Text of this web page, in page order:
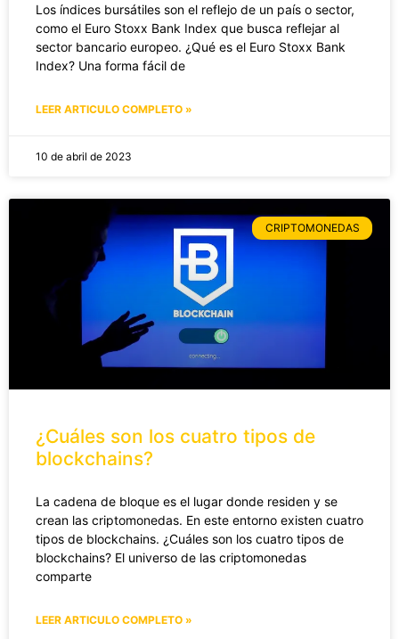
Los índices bursátiles son el reflejo de un país o sector,
como el Euro Stoxx Bank Index que busca reflejar al
sector bancario europeo. ¿Qué es el Euro Stoxx Bank
Index? Una forma fácil de
LEER ARTICULO COMPLETO »
10 de abril de 2023
CRIPTOMONEDAS
¿Cuáles son los cuatro tipos de
blockchains?
La cadena de bloque es el lugar donde residen y se
crean las criptomonedas. En este entorno existen cuatro
tipos de blockchains. ¿Cuáles son los cuatro tipos de
blockchains? El universo de las criptomonedas
comparte
LEER ARTICULO COMPLETO »